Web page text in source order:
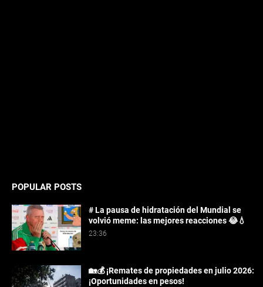
POPULAR POSTS
# La pausa de hidratación del Mundial se
volvió meme: las mejores reacciones 😂💧
23:36
🏡💰 ¡Remates de propiedades en julio 2026:
¡Oportunidades en pesos!